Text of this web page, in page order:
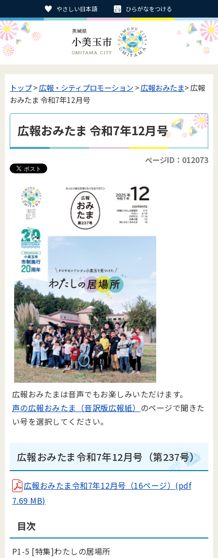
やさしい日本語 ひらがなをつける
トップ>広報・シティプロモーション>広報おみたま> 広報
おみたま 令和7年12月号
広報おみたま 令和7年12月号
ページID：012073
広報おみたまは音声でもお楽しみいただけます。
声の広報おみたま（音訳版広報紙） のページで聞きた
い号を選択してください。
広報おみたま令和7年12月号（第237号）
広報おみたま令和7年12月号（16ページ）(pdf
7.69 MB)
目次
P1-5 [特集]わたしの居場所